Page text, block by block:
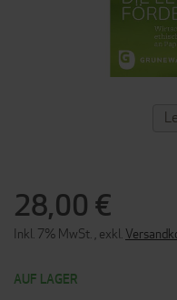
28,00 €
Inkl. 7% MwSt. exkl.
AUF LAGER